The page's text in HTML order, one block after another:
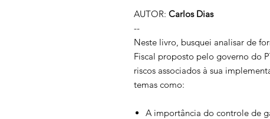
AUTOR: Carlos Dias
--
Neste livro, busquei analisar de
Fiscal proposto pelo governo do
riscos associados à sua
temas como:
A importância do controle de